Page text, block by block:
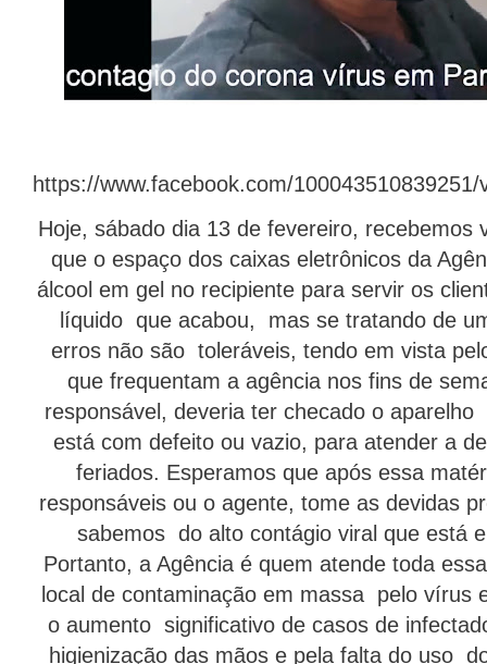
https://www.facebook.com/
Hoje, sábado dia 13 de fevereiro,
que o espaço dos caixas eletrônicos da
álcool em gel no recipiente para servir os
líquido que acabou, mas se tratando de
erros não são toleráveis, tendo em vista
que frequentam a agência nos fins de
responsável, deveria ter checado o
está com defeito ou vazio, para atender a
feriados. Esperamos que após essa
responsáveis ou o agente, tome as devidas
sabemos do alto contágio viral que está
Portanto, a Agência é quem atende toda
local de contaminação em massa pelo vírus
o aumento significativo de casos de
higienização das mãos e pela falta do uso